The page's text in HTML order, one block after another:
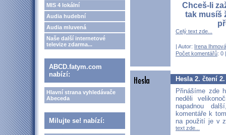
MIS 4 lokální
Audia hudební
Audia mluvená
Naše další internetové
televize zdarma...
ABCD.fatym.com
nabízí:
Hlavní strana vyhledávače
Abeceda
Milujte se! nabízí:
Chceš-li
tak musíš
Celý text zde...
| Autor: Irena Ihmová
Počet komentářů: 0
Hesla 2. čtení
Přinášíme zde
neděli
napadnou
komentáře k
na použití je v
text zde...